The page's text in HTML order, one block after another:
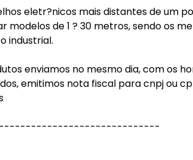
eletr?nicos mais distantes de um
de 1 ? 30 metros, sendo os
industrial.
enviamos no mesmo dia, com os
emitimos nota fiscal para cnpj ou